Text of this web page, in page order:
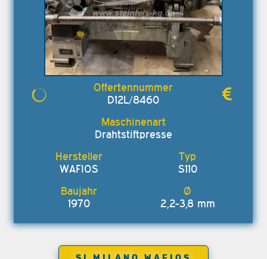
D12L/8460
Drahtstiftpresse
WAFIOS S110
1970 2,2-3,8 mm